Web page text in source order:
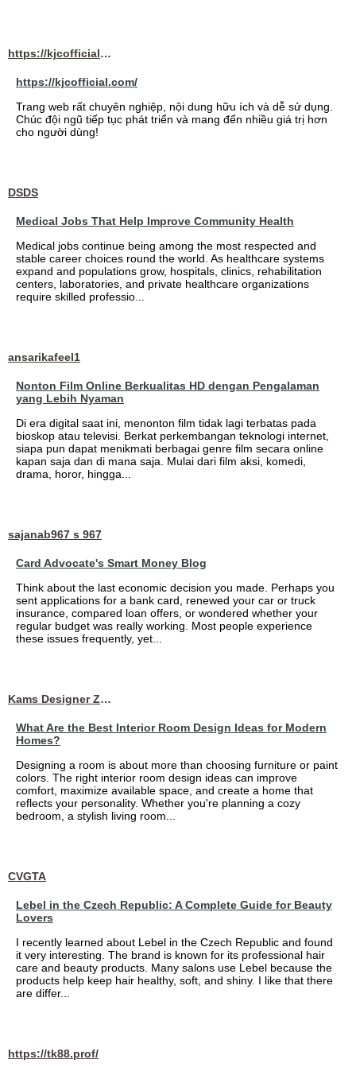
https://kjcofficial.com/
https://kjcofficial.com/
Trang web rất chuyên nghiệp, nội dung hữu ích và dễ sử dụng.
Chúc đội ngũ tiếp tục phát triển và mang đến nhiều giá trị hơn
cho người dùng!
DSDS
Medical Jobs That Help Improve Community Health
Medical jobs continue being among the most respected and
stable career choices round the world. As healthcare systems
expand and populations grow, hospitals, clinics, rehabilitation
centers, laboratories, and private healthcare organizations
require skilled professio...
ansarikafeel1
Nonton Film Online Berkualitas HD dengan Pengalaman
yang Lebih Nyaman
Di era digital saat ini, menonton film tidak lagi terbatas pada
bioskop atau televisi. Berkat perkembangan teknologi internet,
siapa pun dapat menikmati berbagai genre film secara online
kapan saja dan di mana saja. Mulai dari film aksi, komedi,
drama, horor, hingga...
sajanab967 s 967
Card Advocate's Smart Money Blog
Think about the last economic decision you made. Perhaps you
sent applications for a bank card, renewed your car or truck
insurance, compared loan offers, or wondered whether your
regular budget was really working. Most people experience
these issues frequently, yet...
Kams Designer Zone
What Are the Best Interior Room Design Ideas for Modern
Homes?
Designing a room is about more than choosing furniture or paint
colors. The right interior room design ideas can improve
comfort, maximize available space, and create a home that
reflects your personality. Whether you're planning a cozy
bedroom, a stylish living room...
CVGTA
Lebel in the Czech Republic: A Complete Guide for Beauty
Lovers
I recently learned about Lebel in the Czech Republic and found
it very interesting. The brand is known for its professional hair
care and beauty products. Many salons use Lebel because the
products help keep hair healthy, soft, and shiny. I like that there
are differ...
https://tk88.prof/